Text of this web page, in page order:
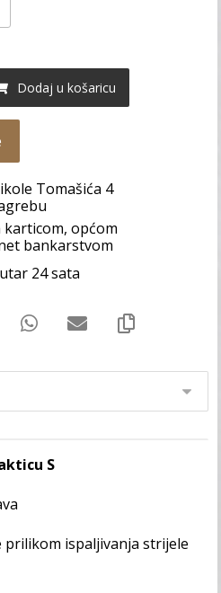
Dodaj u košaricu
Tomašića 4
općom
bankarstvom
24 sata
S
ispaljivanja strijele